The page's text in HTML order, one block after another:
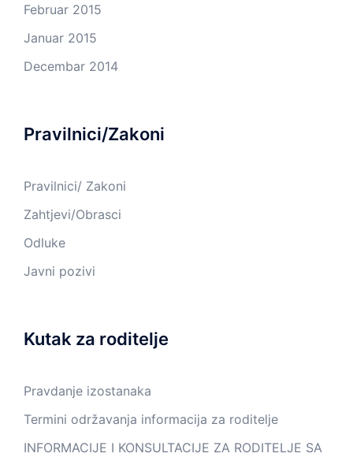
Februar 2015
Januar 2015
Decembar 2014
Pravilnici/Zakoni
Pravilnici/ Zakoni
Zahtjevi/Obrasci
Odluke
Javni pozivi
Kutak za roditelje
Pravdanje izostanaka
Termini održavanja informacija za roditelje
INFORMACIJE I KONSULTACIJE ZA RODITELJE SA